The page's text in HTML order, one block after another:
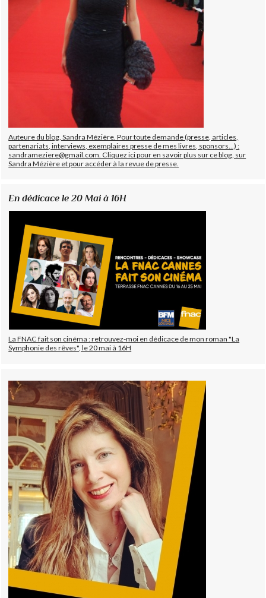
Auteure du blog, Sandra Mézière. Pour toute demande (presse, articles,
partenariats, interviews, exemplaires presse de mes livres, sponsors...) :
sandrameziere@gmail.com. Cliquez ici pour en savoir plus sur ce blog, sur
Sandra Mézière et pour accéder à la revue de presse.
En dédicace le 20 Mai à 16H
La FNAC fait son cinéma : retrouvez-moi en dédicace de mon roman "La
Symphonie des rêves", le 20 mai à 16H